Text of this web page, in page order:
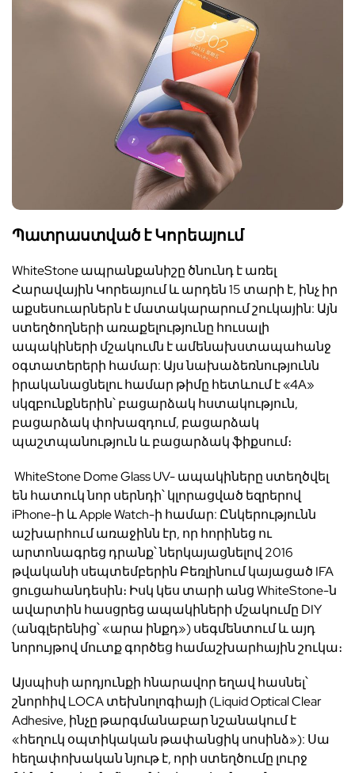
Պատրաստված է Կորեայում
WhiteStoneապրանքանիշը ծնունդ է առել
Հարավային Կորեայում և արդեն 15 տարի է, ինչ իր
աքսեսուարներն է մատակարարում շուկային: Այն
ստեղծողների առաքելությունը հուսալի
ապակիների մշակումն է ամենախստապահանջ
օգտատերերի համար: Այս նախաձեռնությունն
իրականացնելու համար թիմը հետևում է «4A»
սկզբունքներին՝ բացարձակ հստակություն,
բացարձակ փոխազդում, բացարձակ
պաշտպանություն և բացարձակ ֆիքսում։
WhiteStone Dome GlassUV- ապակիները ստեղծվել
են հատուկ նոր սերնդի՝ կլորացված եզրերով
iPhone-ի ևApple Watch-ի համար: Ընկերությունն
աշխարհում առաջինն էր, որ հորինեց ու
արտոնագրեց դրանք՝ ներկայացնելով 2016
թվականի սեպտեմբերին Բեռլինում կայացած IFA
ցուցահանդեսին։ Իսկ կես տարի անցWhiteStone-ն
ավարտին հասցրեց ապակիների մշակումը DIY
(անգլերենից՝ «արա ինքդ») սեգմենտում և այդ
նորույթով մուտք գործեց համաշխարհային շուկա։
Այսպիսի արդյունքի հնարավոր եղավ հասնել՝
շնորհիվ LOCAտեխնոլոգիայի (Liquid Optical Clear
Adhesive, ինչը թարգմանաբար նշանակում է
«հեղուկ օպտիկական թափանցիկ սոսինձ»): Սա
հեղափոխական նյութ է, որի ստեղծումը լուրջ